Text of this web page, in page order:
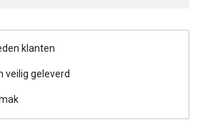
klanten
veilig geleverd